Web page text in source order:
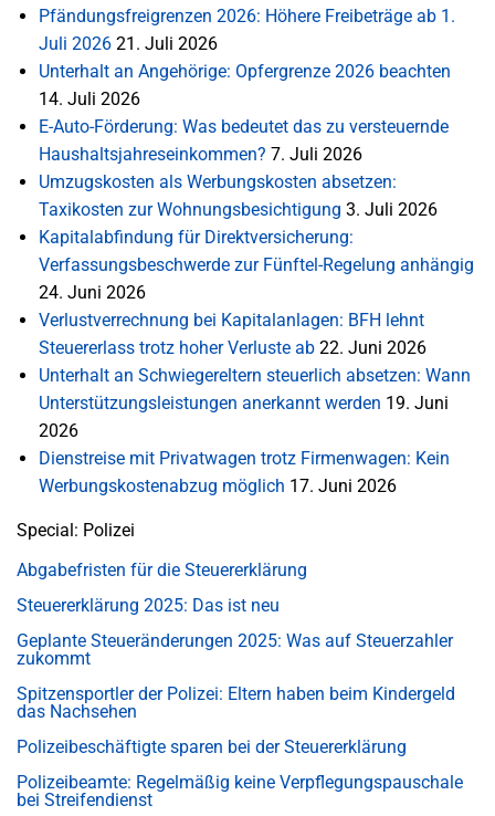
Pfändungsfreigrenzen 2026: Höhere Freibeträge ab 1.
Juli 2026 21. Juli 2026
Unterhalt an Angehörige: Opfergrenze 2026 beachten
14. Juli 2026
E-Auto-Förderung: Was bedeutet das zu versteuernde
Haushaltsjahreseinkommen? 7. Juli 2026
Umzugskosten als Werbungskosten absetzen:
Taxikosten zur Wohnungsbesichtigung 3. Juli 2026
Kapitalabfindung für Direktversicherung:
Verfassungsbeschwerde zur Fünftel-Regelung anhängig
24. Juni 2026
Verlustverrechnung bei Kapitalanlagen: BFH lehnt
Steuererlass trotz hoher Verluste ab 22. Juni 2026
Unterhalt an Schwiegereltern steuerlich absetzen: Wann
Unterstützungsleistungen anerkannt werden 19. Juni
2026
Dienstreise mit Privatwagen trotz Firmenwagen: Kein
Werbungskostenabzug möglich 17. Juni 2026
Special: Polizei
Abgabefristen für die Steuererklärung
Steuererklärung 2025: Das ist neu
Geplante Steueränderungen 2025: Was auf Steuerzahler
zukommt
Spitzensportler der Polizei: Eltern haben beim Kindergeld
das Nachsehen
Polizeibeschäftigte sparen bei der Steuererklärung
Polizeibeamte: Regelmäßig keine Verpflegungspauschale
bei Streifendienst